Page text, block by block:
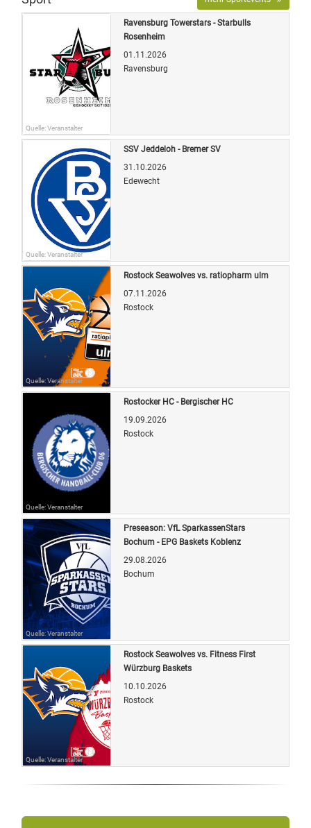
Quelle: Veranstalter
Ravensburg Towerstars - Starbulls
Rosenheim
01.11.2026
Ravensburg
Quelle: Veranstalter
SSV Jeddeloh - Bremer SV
31.10.2026
Edewecht
Quelle: Veranstalter
Rostock Seawolves vs. ratiopharm ulm
07.11.2026
Rostock
Quelle: Veranstalter
Rostocker HC - Bergischer HC
19.09.2026
Rostock
Quelle: Veranstalter
Preseason: VfL SparkassenStars
Bochum - EPG Baskets Koblenz
29.08.2026
Bochum
Quelle: Veranstalter
Rostock Seawolves vs. Fitness First
Würzburg Baskets
10.10.2026
Rostock